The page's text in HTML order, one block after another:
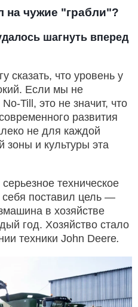
на чужие "грабли"?
шагнуть вперед
сказать, что уровень у
Если мы не
Till, это не значит, что
развития
не для каждой
зоны и культуры эта
техническое
поставил цель —
в хозяйстве
год. Хозяйство стало
техники John Deere.